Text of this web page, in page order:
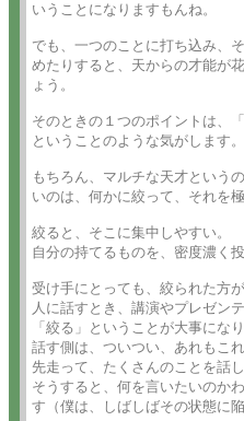
いうことになりますもんね。
でも、一つのことに打ち込み、
めたりすると、天からの才能が
ょう。
そのときの１つのポイントは、
ということのような気がします。
もちろん、マルチな天才という
いのは、何かに絞って、それを
絞ると、そこに集中しやすい。
自分の持てるものを、密度濃く投
受け手にとっても、絞られた方
人に話すとき、講演やプレゼン
「絞る」ということが大事になり
話す側は、ついつい、あれもこ
先走って、たくさんのことを話
そうすると、何を言いたいのか
す（僕は、しばしばその状態に